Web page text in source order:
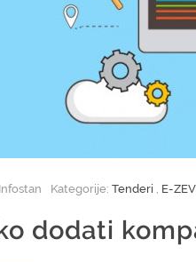
Kategorije: Tenderi , E-ZEV
dodati